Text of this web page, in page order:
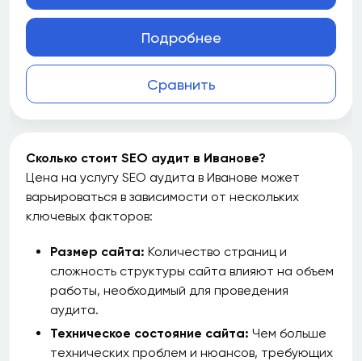
Сравнить
Подробнее
Сколько стоит SEO аудит в Иванове?
Цена на услугу SEO аудита в Иванове может
варьироваться в зависимости от нескольких
ключевых факторов:
Размер сайта: Количество страниц и
сложность структуры сайта влияют на объем
работы, необходимый для проведения
аудита.
Техническое состояние сайта: Чем больше
технических проблем и нюансов, требующих